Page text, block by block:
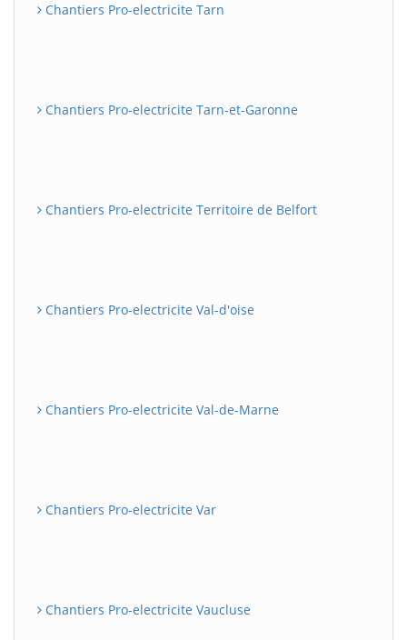
Chantiers Pro-electricite Tarn
Chantiers Pro-electricite Tarn-et-Garonne
Chantiers Pro-electricite Territoire de Belfort
Chantiers Pro-electricite Val-d'oise
Chantiers Pro-electricite Val-de-Marne
Chantiers Pro-electricite Var
Chantiers Pro-electricite Vaucluse